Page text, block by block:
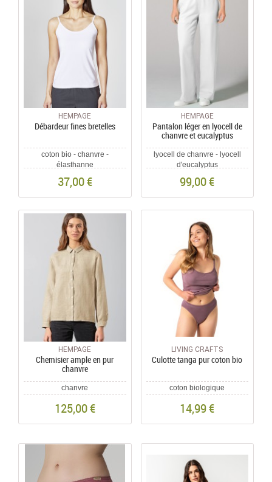
HEMPAGE
Débardeur fines bretelles
coton bio - chanvre -
élasthanne
37,00 €
HEMPAGE
Pantalon léger en lyocell de
chanvre et eucalyptus
lyocell de chanvre - lyocell
d'eucalyptus
99,00 €
HEMPAGE
Chemisier ample en pur
chanvre
chanvre
125,00 €
LIVING CRAFTS
Culotte tanga pur coton bio
coton biologique
14,99 €